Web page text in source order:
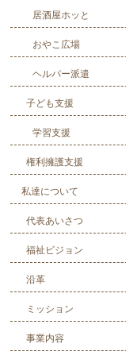
居酒屋ホッと
おやこ広場
ヘルパー派遣
子ども支援
学習支援
権利擁護支援
私達について
代表あいさつ
福祉ビジョン
沿革
ミッション
事業内容